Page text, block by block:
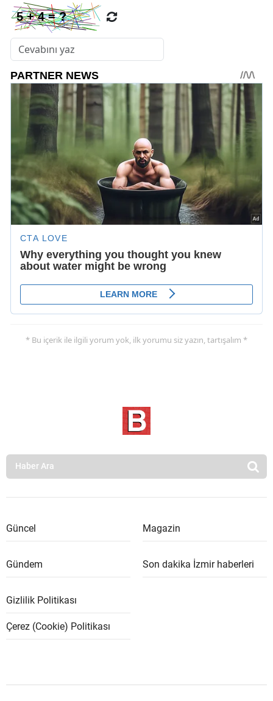
* Bu içerik ile ilgili yorum yok, ilk yorumu siz yazın, tartışalım *
Güncel Magazin
Gündem Son dakika İzmir haberleri
Gizlilik Politikası
Çerez (Cookie) Politikası